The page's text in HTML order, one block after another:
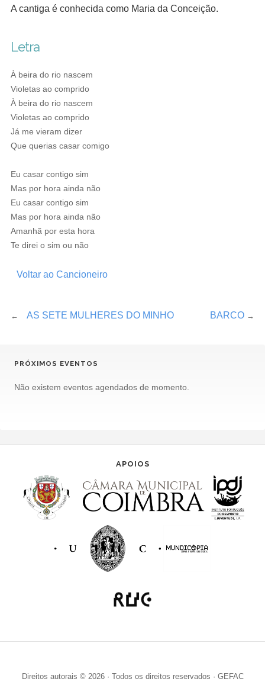
A cantiga é conhecida como Maria da Conceição.
Letra
À beira do rio nascem
Violetas ao comprido
À beira do rio nascem
Violetas ao comprido
Já me vieram dizer
Que querias casar comigo
Eu casar contigo sim
Mas por hora ainda não
Eu casar contigo sim
Mas por hora ainda não
Amanhã por esta hora
Te direi o sim ou não
Voltar ao Cancioneiro
← AS SETE MULHERES DO MINHO BARCO →
PRÓXIMOS EVENTOS
Não existem eventos agendados de momento.
APOIOS
Direitos autorais © 2026 · Todos os direitos reservados · GEFAC